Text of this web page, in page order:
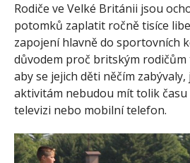
Rodiče ve Velké Británii jsou
potomků zaplatit ročně tisíce
zapojení hlavně do sportovních
důvodem proč britským rodičům
aby se jejich děti něčím zabývaly,
aktivitám nebudou mít tolik
televizi nebo mobilní telefon.